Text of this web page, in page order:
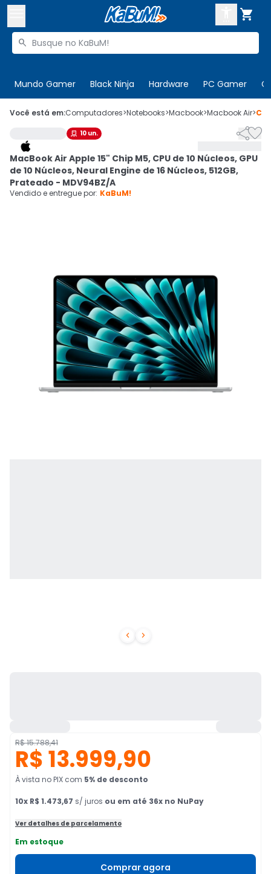

Buscar produtos

Mundo Gamer Black Ninja Hardware PC Gamer
 Olá. Acesse sua conta
 Departamentos
Cupons
Mais Vendidos
CADASTRE-SE
Você está em:Computadores>Notebooks>Macbook>Macbook Air>
 
 10 un. 
MacBook Air Apple 15" Chip M5, CPU de 10 Núcleos, GPU
de 10 Núcleos, Neural Engine de 16 Núcleos, 512GB,
Prateado - MDV94BZ/A
Vendido e entregue por: KaBuM!
R$ 15.788,41
R$ 13.999,90
À vista no PIX com 5% de desconto
10x R$ 1.473,67 s/ juros ou em até 36x no NuPay
Ver detalhes de parcelamento
Em estoque
Comprar agora